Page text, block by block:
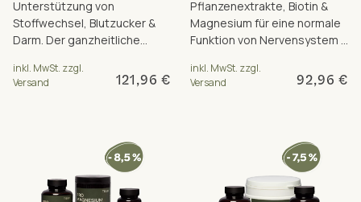
Unterstützung von
Stoffwechsel, Blutzucker &
Darm. Der ganzheitliche
Gewichtsmanagement.
inkl. MwSt. zzgl.
Versand
121,96 €
Pflanzenextrakte, Biotin &
Magnesium für eine normale
Funktion von Nervensystem &
inkl. MwSt. zzgl.
Versand
92,96 €